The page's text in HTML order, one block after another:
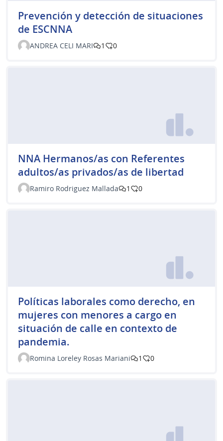
Prevención y detección de situaciones
de ESCNNA
ANDREA CELI MARI 1 0
NNA Hermanos/as con Referentes
adultos/as privados/as de libertad
Ramiro Rodriguez Mallada 1 0
Políticas laborales como derecho, en
mujeres con menores a cargo en
situación de calle en contexto de
pandemia.
Romina Loreley Rosas Mariani 1 0